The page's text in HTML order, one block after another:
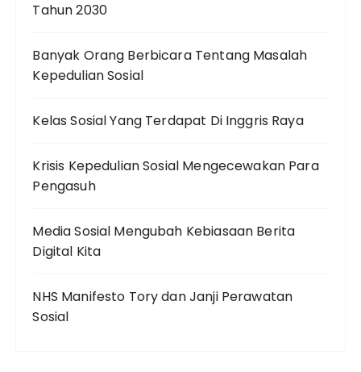
Tahun 2030
Banyak Orang Berbicara Tentang Masalah
Kepedulian Sosial
Kelas Sosial Yang Terdapat Di Inggris Raya
Krisis Kepedulian Sosial Mengecewakan Para
Pengasuh
Media Sosial Mengubah Kebiasaan Berita
Digital Kita
NHS Manifesto Tory dan Janji Perawatan
Sosial